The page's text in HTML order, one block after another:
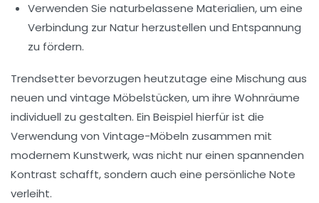
Verwenden Sie naturbelassene Materialien, um eine
Verbindung zur Natur herzustellen und Entspannung
zu fördern.
Trendsetter bevorzugen heutzutage eine Mischung aus
neuen und vintage Möbelstücken, um ihre Wohnräume
individuell zu gestalten. Ein Beispiel hierfür ist die
Verwendung von Vintage-Möbeln zusammen mit
modernem Kunstwerk, was nicht nur einen spannenden
Kontrast schafft, sondern auch eine persönliche Note
verleiht.